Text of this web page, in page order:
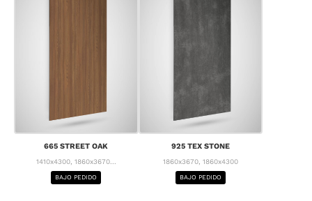
665 STREET OAK
1410x4300, 1860x3670...
BAJO PEDIDO
925 TEX STONE
1860x3670, 1860x4300
BAJO PEDIDO